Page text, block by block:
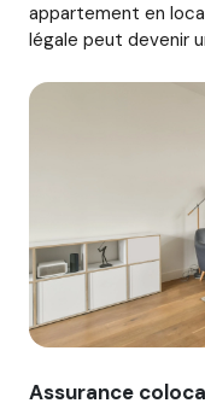
appartement en
légale peut devenir
Image illustrant
Assurance